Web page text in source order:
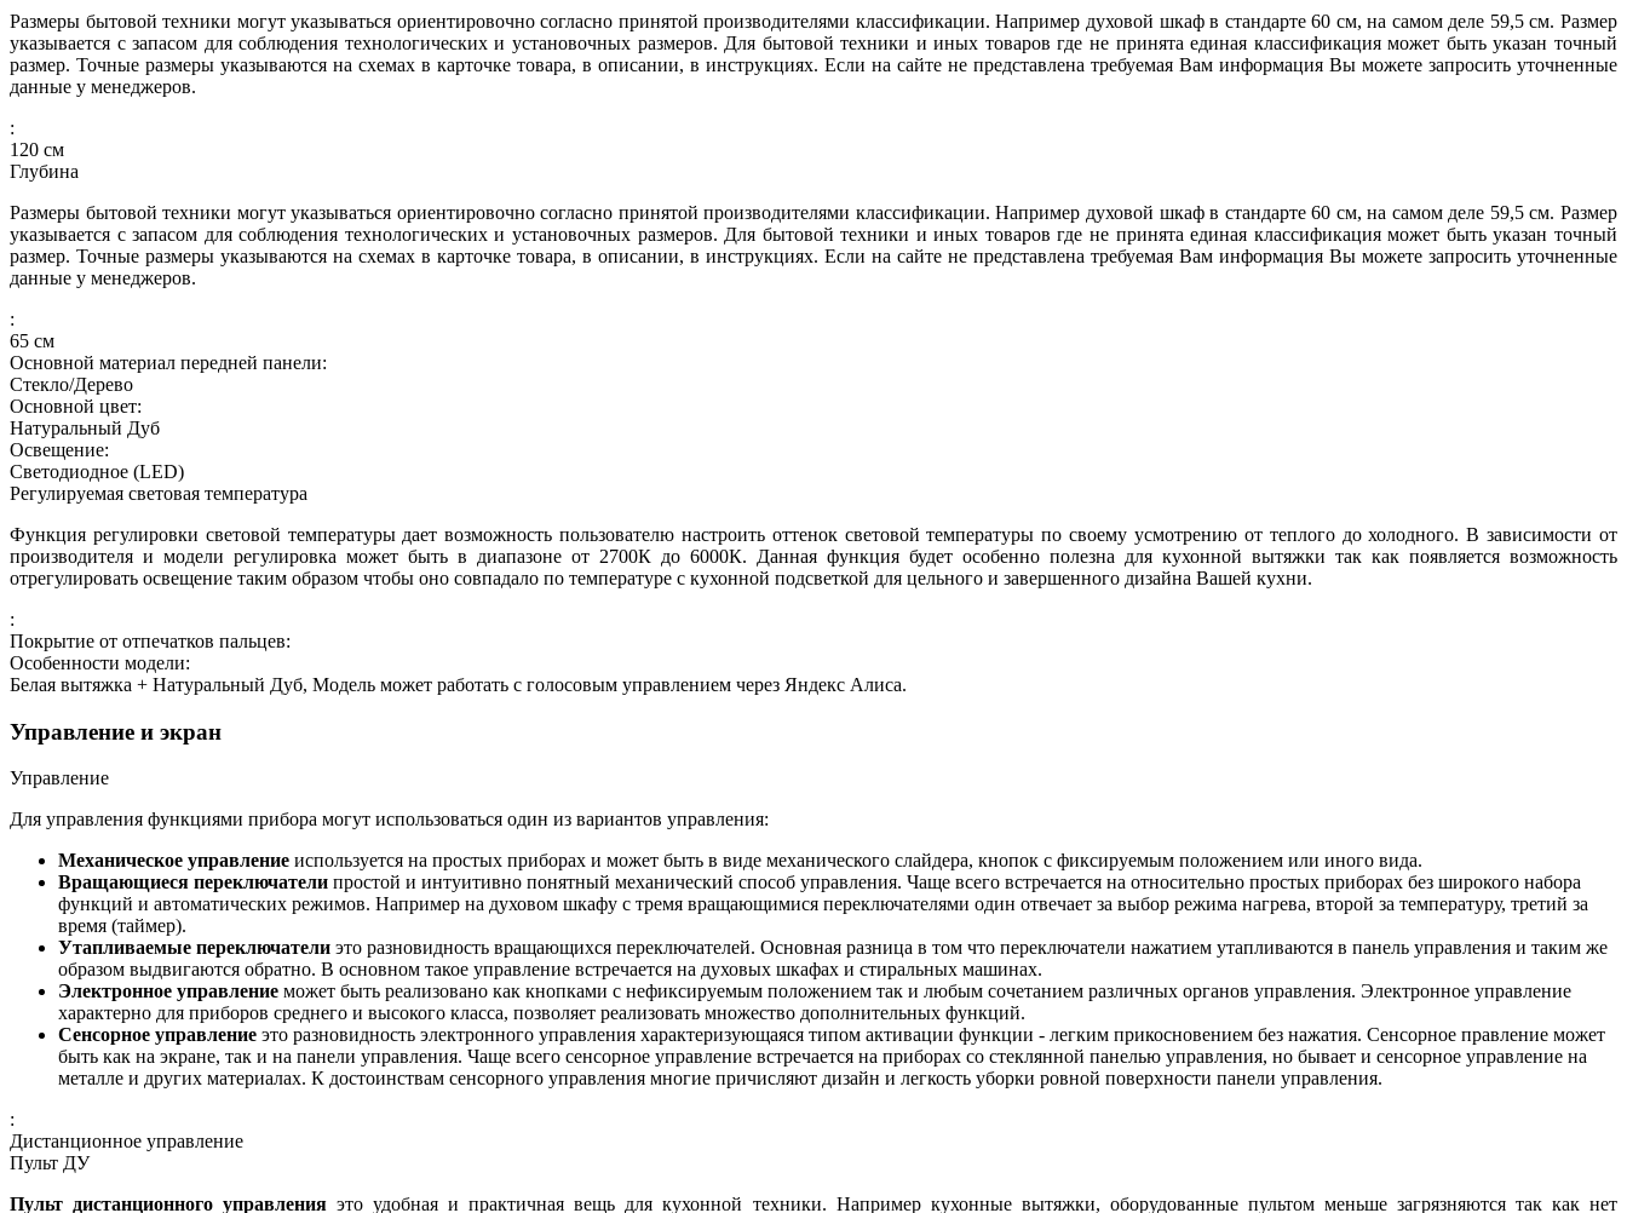
Размеры бытовой техники могут указываться ориентировочно согласно принятой производителями классификации. Например духовой шкаф в стандарте 60 см, на самом деле 59,5 см. Размер
указывается с запасом для соблюдения технологических и установочных размеров. Для бытовой техники и иных товаров где не принята единая классификация может быть указан точный
размер. Точные размеры указываются на схемах в карточке товара, в описании, в инструкциях. Если на сайте не представлена требуемая Вам информация Вы можете запросить уточненные
данные у менеджеров.
:
120 см
Глубина
Размеры бытовой техники могут указываться ориентировочно согласно принятой производителями классификации. Например духовой шкаф в стандарте 60 см, на самом деле 59,5 см. Размер
указывается с запасом для соблюдения технологических и установочных размеров. Для бытовой техники и иных товаров где не принята единая классификация может быть указан точный
размер. Точные размеры указываются на схемах в карточке товара, в описании, в инструкциях. Если на сайте не представлена требуемая Вам информация Вы можете запросить уточненные
данные у менеджеров.
:
65 см
Основной материал передней панели:
Стекло/Дерево
Основной цвет:
Натуральный Дуб
Освещение:
Светодиодное (LED)
Регулируемая световая температура
Функция регулировки световой температуры дает возможность пользователю настроить оттенок световой температуры по своему усмотрению от теплого до холодного. В зависимости от
производителя и модели регулировка может быть в диапазоне от 2700К до 6000К. Данная функция будет особенно полезна для кухонной вытяжки так как появляется возможность
отрегулировать освещение таким образом чтобы оно совпадало по температуре с кухонной подсветкой для цельного и завершенного дизайна Вашей кухни.
:
Покрытие от отпечатков пальцев:
Особенности модели:
Белая вытяжка + Натуральный Дуб, Модель может работать с голосовым управлением через Яндекс Алиса.
Управление и экран
Управление
Для управления функциями прибора могут использоваться один из вариантов управления:
Механическое управление используется на простых приборах и может быть в виде механического слайдера, кнопок с фиксируемым положением или иного вида.
Вращающиеся переключатели простой и интуитивно понятный механический способ управления. Чаще всего встречается на относительно простых приборах без широкого набора
функций и автоматических режимов. Например на духовом шкафу с тремя вращающимися переключателями один отвечает за выбор режима нагрева, второй за температуру, третий за
время (таймер).
Утапливаемые переключатели это разновидность вращающихся переключателей. Основная разница в том что переключатели нажатием утапливаются в панель управления и таким же
образом выдвигаются обратно. В основном такое управление встречается на духовых шкафах и стиральных машинах.
Электронное управление может быть реализовано как кнопками с нефиксируемым положением так и любым сочетанием различных органов управления. Электронное управление
характерно для приборов среднего и высокого класса, позволяет реализовать множество дополнительных функций.
Сенсорное управление это разновидность электронного управления характеризующаяся типом активации функции - легким прикосновением без нажатия. Сенсорное правление может
быть как на экране, так и на панели управления. Чаще всего сенсорное управление встречается на приборах со стеклянной панелью управления, но бывает и сенсорное управление на
металле и других материалах. К достоинствам сенсорного управления многие причисляют дизайн и легкость уборки ровной поверхности панели управления.
:
Дистанционное управление
Пульт ДУ
Пульт дистанционного управления это удобная и практичная вещь для кухонной техники. Например кухонные вытяжки, оборудованные пультом меньше загрязняются так как нет